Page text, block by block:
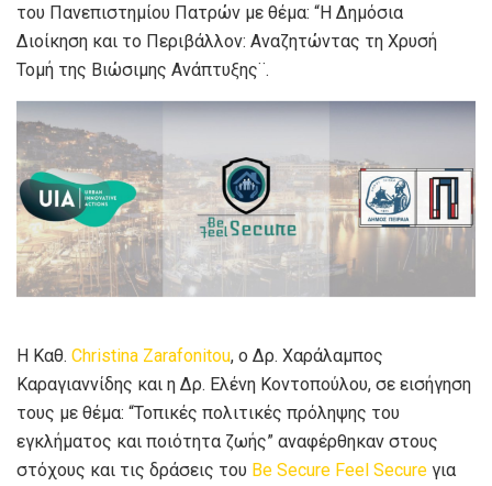
του Πανεπιστημίου Πατρών με θέμα: “Η Δημόσια
Διοίκηση και το Περιβάλλον: Αναζητώντας τη Χρυσή
Τομή της Βιώσιμης Ανάπτυξης¨.
Η Καθ. Christina Zarafonitou, ο Δρ. Χαράλαμπος
Καραγιαννίδης και η Δρ. Ελένη Κοντοπούλου, σε εισήγηση
τους με θέμα: “Τοπικές πολιτικές πρόληψης του
εγκλήματος και ποιότητα ζωής” αναφέρθηκαν στους
στόχους και τις δράσεις του Be Secure Feel Secure για